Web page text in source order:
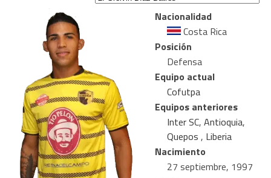
Nacionalidad
Costa Rica
Posición
Defensa
Equipo actual
Cofutpa
Equipos anteriores
Inter SC, Antioquia,
Quepos , Liberia
Nacimiento
27 septiembre, 1997